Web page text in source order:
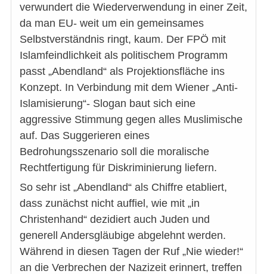
verwundert die Wiederverwendung in einer Zeit,
da man EU- weit um ein gemeinsames
Selbstverständnis ringt, kaum. Der FPÖ mit
Islamfeindlichkeit als politischem Programm
passt „Abendland“ als Projektionsfläche ins
Konzept. In Verbindung mit dem Wiener „Anti-
Islamisierung“- Slogan baut sich eine
aggressive Stimmung gegen alles Muslimische
auf. Das Suggerieren eines
Bedrohungsszenario soll die moralische
Rechtfertigung für Diskriminierung liefern.
So sehr ist „Abendland“ als Chiffre etabliert,
dass zunächst nicht auffiel, wie mit „in
Christenhand“ dezidiert auch Juden und
generell Andersgläubige abgelehnt werden.
Während in diesen Tagen der Ruf „Nie wieder!“
an die Verbrechen der Nazizeit erinnert, treffen